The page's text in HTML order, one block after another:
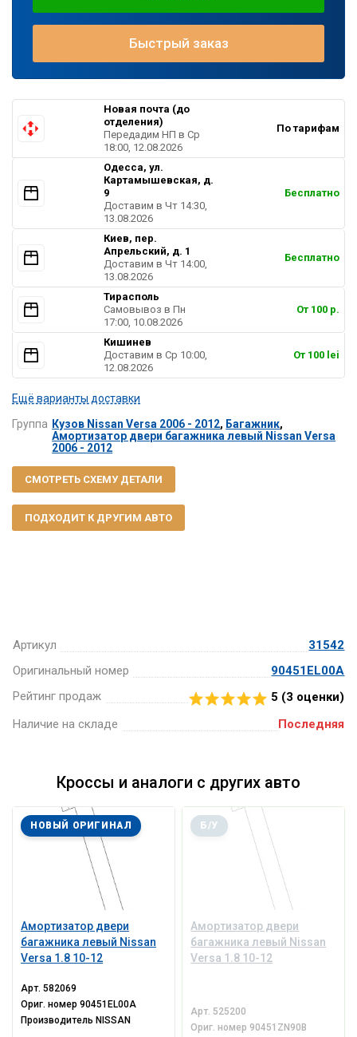
Артикул
31542
Оригинальный номер
90451EL00A
Рейтинг продаж
5 (3 оценки)
Наличие на складе
Последняя
Быстрый заказ
Новая почта (до
отделения)
Передадим НП в Ср
18:00, 12.08.2026
По тарифам
Одесса, ул.
Картамышевская, д.
9
Доставим в Чт 14:30,
13.08.2026
Бесплатно
Киев, пер.
Апрельский, д. 1
Доставим в Чт 14:00,
13.08.2026
Бесплатно
Тирасполь
Самовывоз в Пн
17:00, 10.08.2026
От 100 р.
Кишинев
Доставим в Ср 10:00,
12.08.2026
От 100 lei
Ещё варианты доставки
Группа Кузов Nissan Versa 2006 - 2012, Багажник,
Амортизатор двери багажника левый Nissan Versa
2006 - 2012
СМОТРЕТЬ СХЕМУ ДЕТАЛИ
ПОДХОДИТ К ДРУГИМ АВТО
Кроссы и аналоги с других авто
Амортизатор двери
багажника левый Nissan
Versa 1.8 10-12
НОВЫЙ ОРИГИНАЛ
Арт.582069
Ориг. номер90451EL00A
Производитель NISSAN
Амортизатор двери
багажника левый Nissan
Versa 1.8 10-12
Б/У
Арт. 525200
Ориг. номер 90451ZN90B